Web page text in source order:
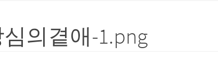
의곁애-1.png